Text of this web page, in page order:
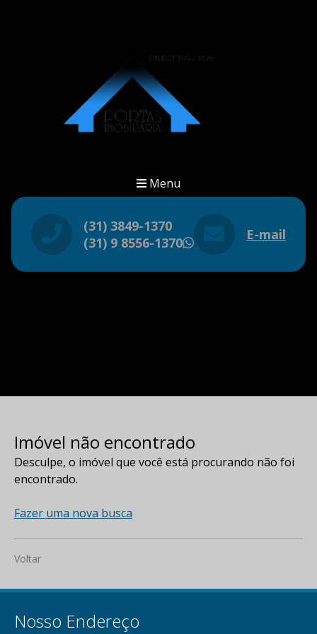
Menu
(31) 3849-1370
(31) 9 8556-1370
WhatsApp
E-mail
Imóvel não encontrado
Desculpe, o imóvel que você está procurando não foi
encontrado.
Fazer uma nova busca
Voltar
Nosso Endereço